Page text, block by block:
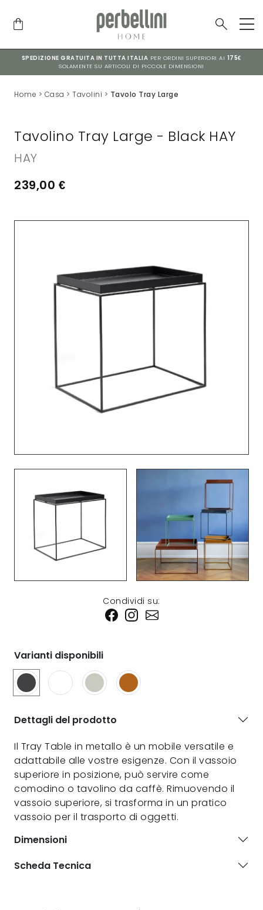
SPEDIZIONE GRATUITA IN TUTTA ITALIA PER ORDINI SUPERIORI AI 175€
SOLAMENTE SU ARTICOLI DI PICCOLE DIMENSIONI
Home > Casa > Tavolini > Tavolo Tray Large
Condividi su:
Tavolino Tray Large - Black HAY
HAY
239,00 €
Varianti disponibili
Dettagli del prodotto
Il Tray Table in metallo è un mobile versatile e
adattabile alle vostre esigenze. Con il vassoio
superiore in posizione, può servire come
comodino o tavolino da caffè. Rimuovendo il
vassoio superiore, si trasforma in un pratico
vassoio per il trasporto di oggetti.
Dimensioni
Scheda Tecnica